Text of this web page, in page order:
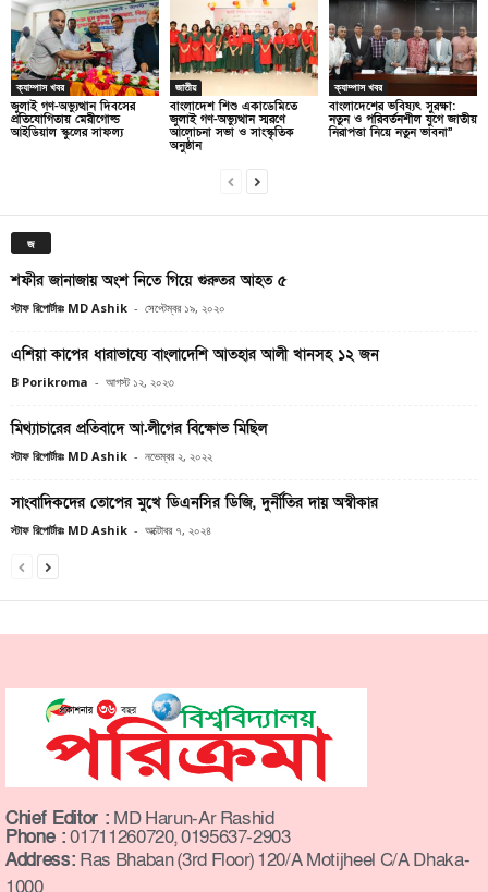
ক্যাম্পাস খবর
জুলাই গণ-অভ্যুত্থান দিবসের
প্রতিযোগিতায় মেরীগোল্ড
আইডিয়াল স্কুলের সাফল্য
জাতীয়
বাংলাদেশ শিশু একাডেমিতে
জুলাই গণ-অভ্যুত্থান স্মরণে
আলোচনা সভা ও সাংস্কৃতিক
অনুষ্ঠান
ক্যাম্পাস খবর
বাংলাদেশের ভবিষ্যৎ সুরক্ষা:
নতুন ও পরিবর্তনশীল যুগে জাতীয়
নিরাপত্তা নিয়ে নতুন ভাবনা”
জ
শফীর জানাজায় অংশ নিতে গিয়ে গুরুতর আহত ৫
স্টাফ রিপোর্টারঃ MD Ashik - সেপ্টেম্বর ১৯, ২০২০
এশিয়া কাপের ধারাভাষ্যে বাংলাদেশি আতহার আলী খানসহ ১২ জন
B Porikroma - আগস্ট ১২, ২০২৩
মিথ্যাচারের প্রতিবাদে আ.লীগের বিক্ষোভ মিছিল
স্টাফ রিপোর্টারঃ MD Ashik - নভেম্বর ২, ২০২২
সাংবাদিকদের তোপের মুখে ডিএনসির ডিজি, দুর্নীতির দায় অস্বীকার
স্টাফ রিপোর্টারঃ MD Ashik - অক্টোবর ৭, ২০২৪
Chief Editor : MD Harun-Ar Rashid
Phone :01711260720, 0195637-2903
Address: Ras Bhaban (3rd Floor) 120/A Motijheel C/A Dhaka-